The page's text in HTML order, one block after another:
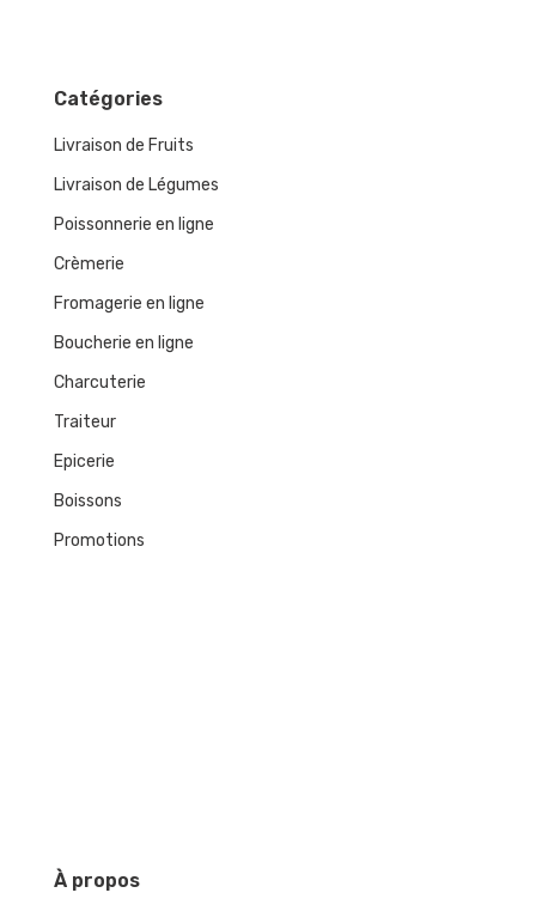
Catégories
Livraison de Fruits
Livraison de Légumes
Poissonnerie en ligne
Crèmerie
Fromagerie en ligne
Boucherie en ligne
Charcuterie
Traiteur
Epicerie
Boissons
Promotions
Àpropos